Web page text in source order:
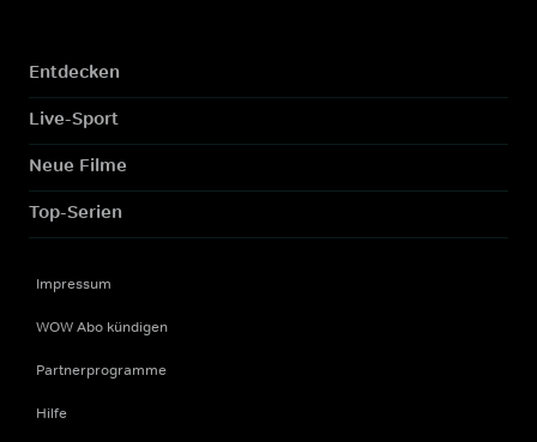
Entdecken
Live-Sport
Neue Filme
Top-Serien
Impressum
WOW Abo kündigen
Partnerprogramme
Hilfe